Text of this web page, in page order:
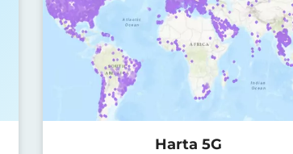
Harta 5G